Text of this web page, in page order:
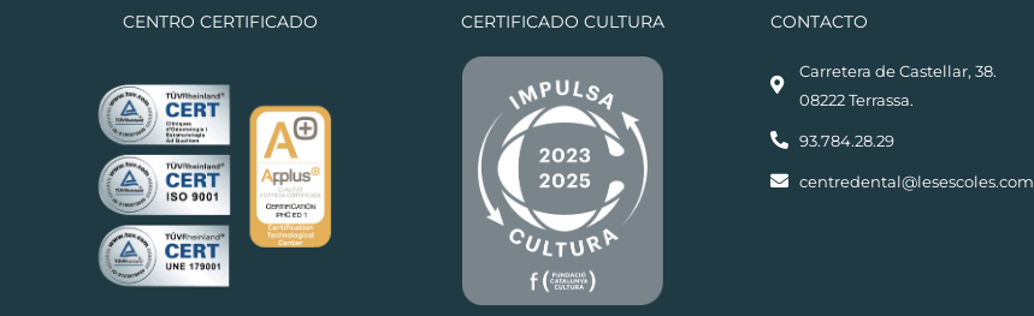
CENTRO CERTIFICADO CERTIFICADO CULTURA CONTACTO
Carretera de Castellar, 38.
08222 Terrassa.
93.784.28.29
centredental@lesescoles.com